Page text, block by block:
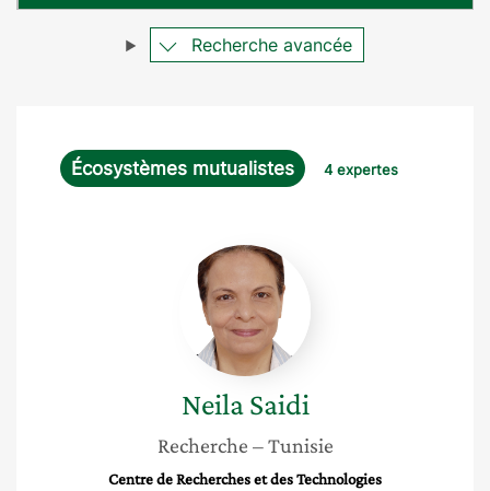
e
Recherche avancée
Écosystèmes mutualistes 4 expertes
Neila
Saidi
Neila Saidi
Recherche – Tunisie
Centre de Recherches et des Technologies